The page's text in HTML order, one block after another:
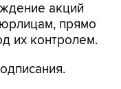
акций
прямо
их контролем.